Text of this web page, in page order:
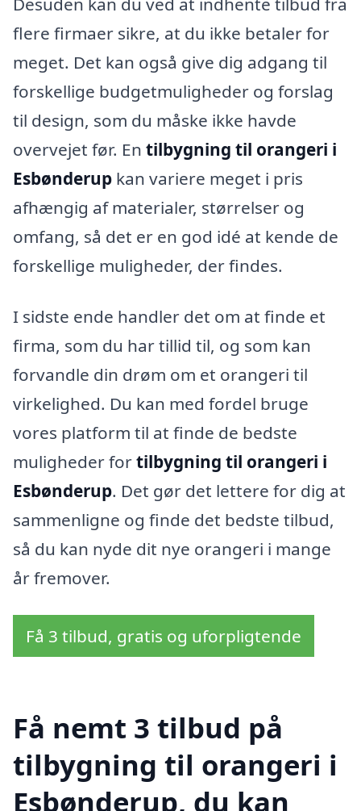
flere firmaer sikre, at du ikke betaler for
meget. Det kan også give dig adgang til
forskellige budgetmuligheder og forslag
til design, som du måske ikke havde
overvejet før. En tilbygning til orangeri i
Esbønderup kan variere meget i pris
afhængig af materialer, størrelser og
omfang, så det er en god idé at kende de
forskellige muligheder, der findes.
I sidste ende handler det om at finde et
firma, som du har tillid til, og som kan
forvandle din drøm om et orangeri til
virkelighed. Du kan med fordel bruge
vores platform til at finde de bedste
muligheder fortilbygning til orangeri i
Esbønderup. Det gør det lettere for dig at
sammenligne og finde det bedste tilbud,
så du kan nyde dit nye orangeri i mange
år fremover.
Få 3 tilbud, gratis og uforpligtende
Få nemt 3 tilbud på
tilbygning til orangeri i
Esbønderup, du kan